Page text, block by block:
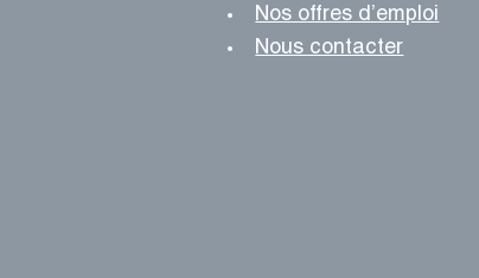
Nos offres d’emploi
Nous contacter